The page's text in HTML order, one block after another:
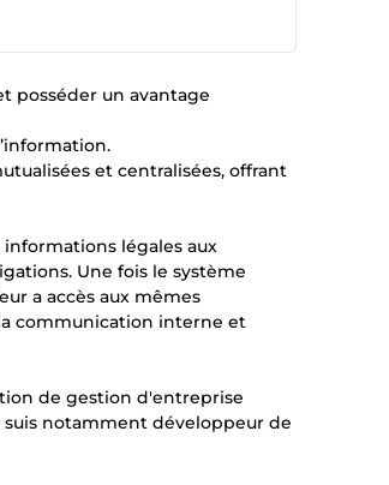
posséder un avantage
et centralisées, offrant
légales aux
Une fois le système
a accès aux mêmes
communication interne et
de gestion d'entreprise
suis notamment développeur de